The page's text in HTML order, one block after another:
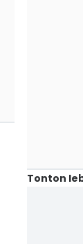
Tonton